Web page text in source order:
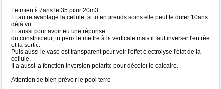
Le mien à 7ans le 35 pour 20m3.
Et autre avantage la cellule, si tu en prends soins elle peut te durer 10ans
déjà vu...
Et aussi pour avoir eu une réponse
du constructeur, tu peux le mettre à la verticale mais il faut inverser l'entrée
et la sortie.
Puis aussi le vase est transparent pour voir l'effet électrolyse l'état de la
cellule.
Il a aussi la fonction inversion polarité pour décoler le calcaire.
Attention de bien prévoir le pool terre